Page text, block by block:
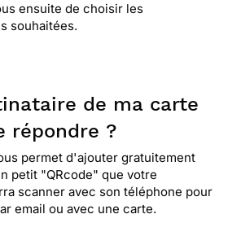
ensuite de choisir les
souhaitées.
de ma carte
répondre ?
permet d'ajouter gratuitement
petit "QRcode" que votre
scanner avec son téléphone pour
email ou avec une carte.